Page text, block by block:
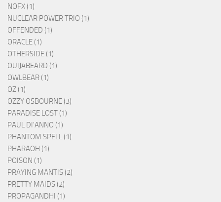
NOFX (1)
NUCLEAR POWER TRIO (1)
OFFENDED (1)
ORACLE (1)
OTHERSIDE (1)
OUIJABEARD (1)
OWLBEAR (1)
OZ (1)
OZZY OSBOURNE (3)
PARADISE LOST (1)
PAUL DI'ANNO (1)
PHANTOM SPELL (1)
PHARAOH (1)
POISON (1)
PRAYING MANTIS (2)
PRETTY MAIDS (2)
PROPAGANDHI (1)